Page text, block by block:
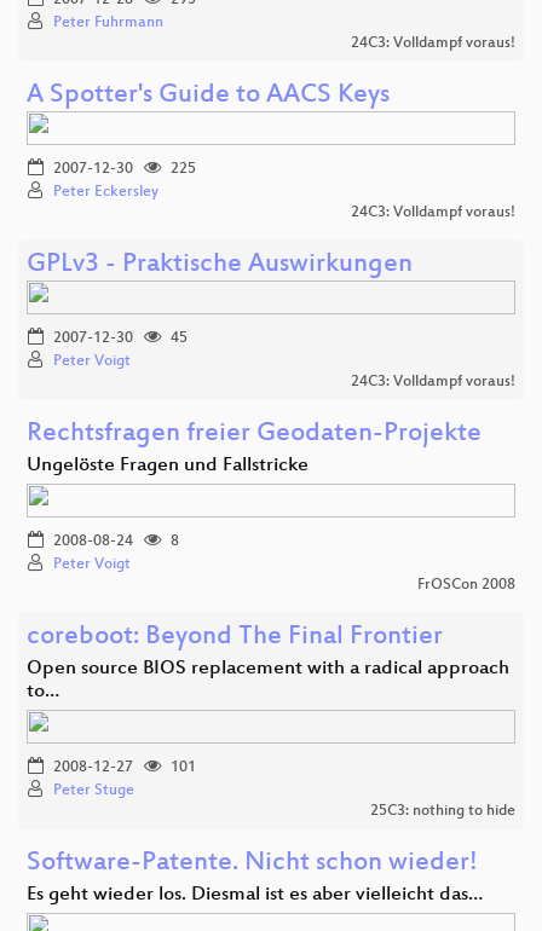
Peter Fuhrmann
24C3: Volldampf voraus!
A Spotter's Guide to AACS Keys
2007-12-30
225
Peter Eckersley
24C3: Volldampf voraus!
GPLv3 - Praktische Auswirkungen
2007-12-30
45
Peter Voigt
24C3: Volldampf voraus!
Rechtsfragen freier Geodaten-Projekte
Ungelöste Fragen und Fallstricke
2008-08-24
8
Peter Voigt
FrOSCon 2008
coreboot: Beyond The Final Frontier
Open source BIOS replacement with a radical approach
to…
2008-12-27
101
Peter Stuge
25C3: nothing to hide
Software-Patente. Nicht schon wieder!
Es geht wieder los. Diesmal ist es aber vielleicht das…